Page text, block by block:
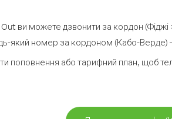
Out ви можете дзвонити за кордон
який номер за кордоном (Кабо-Верде)
поповнення або тарифний план, щоб